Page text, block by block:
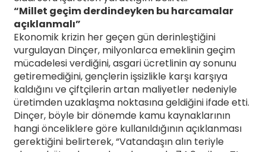
“Millet geçim derdindeyken bu harcamalar
açıklanmalı”
Ekonomik krizin her geçen gün derinleştiğini
vurgulayan Dinçer, milyonlarca emeklinin geçim
mücadelesi verdiğini, asgari ücretlinin ay sonunu
getiremediğini, gençlerin işsizlikle karşı karşıya
kaldığını ve çiftçilerin artan maliyetler nedeniyle
üretimden uzaklaşma noktasına geldiğini ifade etti.
Dinçer, böyle bir dönemde kamu kaynaklarının
hangi önceliklere göre kullanıldığının açıklanması
gerektiğini belirterek, “Vatandaşın alın teriyle